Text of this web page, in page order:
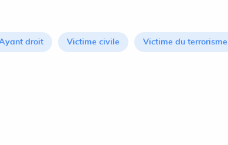
droit Victime civile Victime du terrorisme